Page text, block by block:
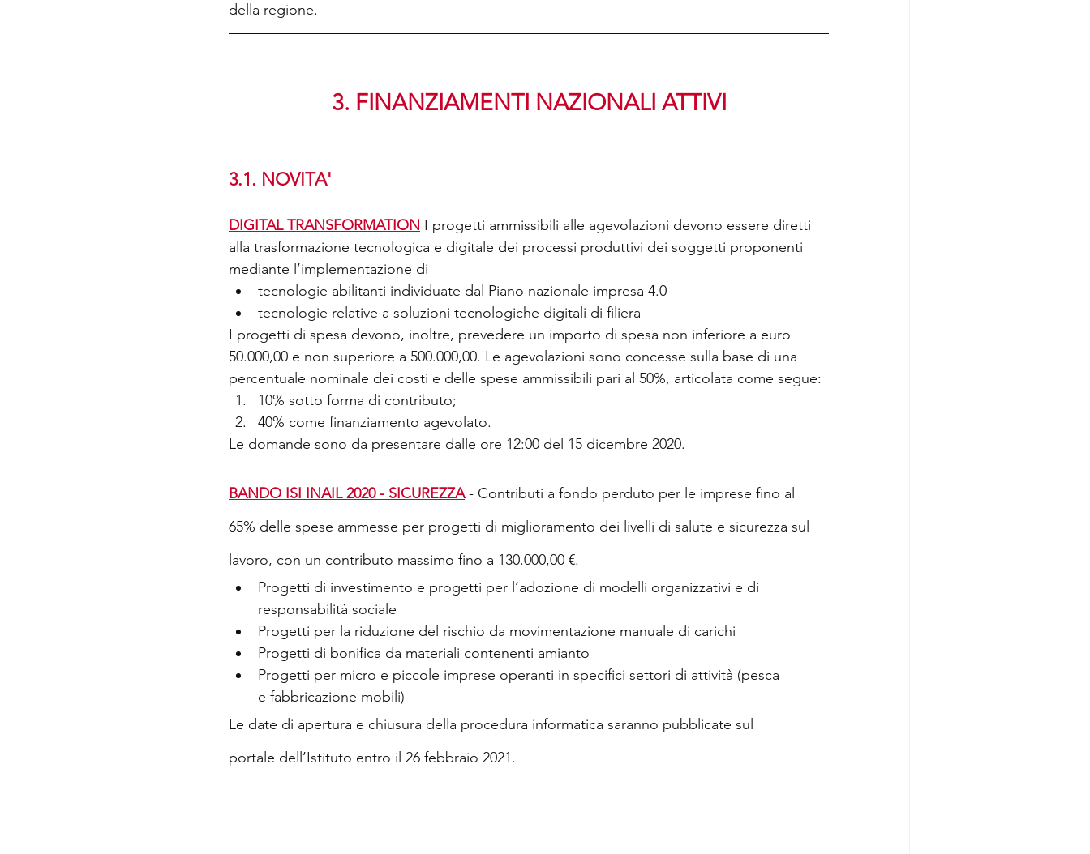
della regione.
3. FINANZIAMENTI NAZIONALI ATTIVI
3.1. NOVITA'
DIGITAL TRANSFORMATION I progetti ammissibili alle agevolazioni devono essere diretti
alla trasformazione tecnologica e digitale dei processi produttivi dei soggetti proponenti
mediante l’implementazione di
tecnologie abilitanti individuate dal Piano nazionale impresa 4.0
tecnologie relative a soluzioni tecnologiche digitali di filiera
I progetti di spesa devono, inoltre, prevedere un importo di spesa non inferiore a euro
50.000,00 e non superiore a 500.000,00. Le agevolazioni sono concesse sulla base di una
percentuale nominale dei costi e delle spese ammissibili pari al 50%, articolata come segue:
10% sotto forma di contributo;
40% come finanziamento agevolato.
Le domande sono da presentare dalle ore 12:00 del 15 dicembre 2020.
BANDO ISI INAIL 2020 - SICUREZZA - Contributi a fondo perduto per le imprese fino al
65% delle spese ammesse per progetti di miglioramento dei livelli di salute e sicurezza sul
lavoro, con un contributo massimo fino a 130.000,00 €.
Progetti di investimento e progetti per l’adozione di modelli organizzativi e di
responsabilità sociale
Progetti per la riduzione del rischio da movimentazione manuale di carichi
Progetti di bonifica da materiali contenenti amianto
Progetti per micro e piccole imprese operanti in specifici settori di attività (pesca
e fabbricazione mobili)
Le date di apertura e chiusura della procedura informatica saranno pubblicate sul
portale dell’Istituto entro il 26 febbraio 2021.